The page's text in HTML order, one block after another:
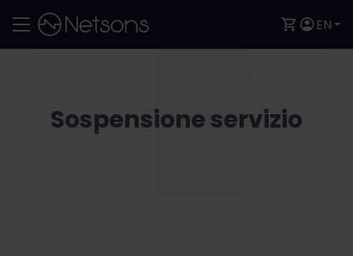
EN
Sospensione servizio